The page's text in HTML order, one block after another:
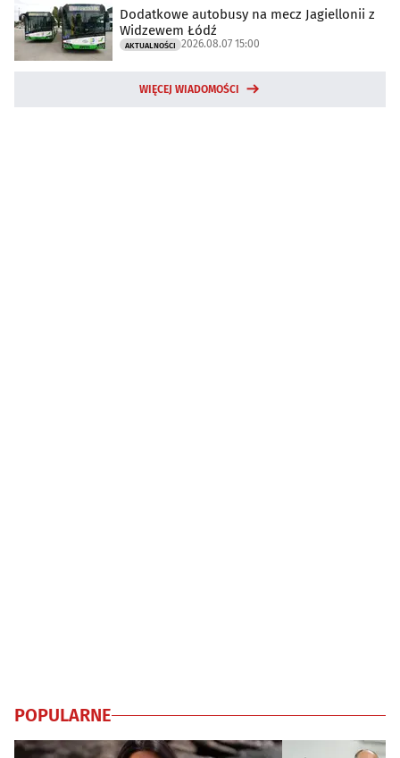
Dodatkowe autobusy na mecz Jagiellonii z
Widzewem Łódź
AKTUALNOŚCI 2026.08.07 15:00
WIĘCEJ WIADOMOŚCI
POPULARNE